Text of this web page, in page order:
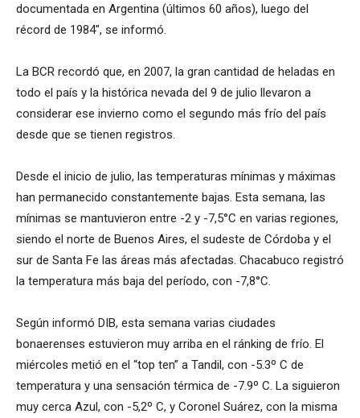
documentada en Argentina (últimos 60 años), luego del
récord de 1984″, se informó.
La BCR recordó que, en 2007, la gran cantidad de heladas en
todo el país y la histórica nevada del 9 de julio llevaron a
considerar ese invierno como el segundo más frío del país
desde que se tienen registros.
Desde el inicio de julio, las temperaturas mínimas y máximas
han permanecido constantemente bajas. Esta semana, las
mínimas se mantuvieron entre -2 y -7,5°C en varias regiones,
siendo el norte de Buenos Aires, el sudeste de Córdoba y el
sur de Santa Fe las áreas más afectadas. Chacabuco registró
la temperatura más baja del período, con -7,8°C.
Según informó DIB, esta semana varias ciudades
bonaerenses estuvieron muy arriba en el ránking de frío. El
miércoles metió en el “top ten” a Tandil, con -5.3º C de
temperatura y una sensación térmica de -7.9º C. La siguieron
muy cerca Azul, con -5,2º C, y Coronel Suárez, con la misma